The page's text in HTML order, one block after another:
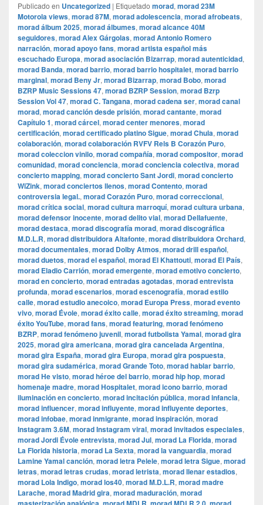
Publicado en Uncategorized | Etiquetado morad, morad 23M
Motorola views, morad 87M, morad adolescencia, morad afrobeats,
morad álbum 2025, morad álbumes, morad alcance 40M
seguidores, morad Alex Gárgolas, morad Antonio Romero
narración, morad apoyo fans, morad artista español más
escuchado Europa, morad asociación Bizarrap, morad autenticidad,
morad Banda, morad barrio, morad barrio hospitalet, morad barrio
marginal, morad Beny Jr, morad Bizarrap, morad Bobo, morad
BZRP Music Sessions 47, morad BZRP Session, morad Bzrp
Session Vol 47, morad C. Tangana, morad cadena ser, morad canal
morad, morad canción desde prisión, morad cantante, morad
Capítulo 1, morad cárcel, morad center menores, morad
certificación, morad certificado platino Sigue, morad Chula, morad
colaboración, morad colaboración RVFV Rels B Corazón Puro,
morad coleccion vinilo, morad compañía, morad compositor, morad
comunidad, morad conciencia, morad conciencia colectiva, morad
concierto mapping, morad concierto Sant Jordi, morad concierto
WiZink, morad conciertos llenos, morad Contento, morad
controversia legal., morad Corazón Puro, morad correccional,
morad crítica social, morad cultura marroquí, morad cultura urbana,
morad defensor inocente, morad delito vial, morad Dellafuente,
morad destaca, morad discografía morad, morad discográfica
M.D.L.R, morad distribuidora Altafonte, morad distribuidora Orchard,
morad documentales, morad Dolby Atmos, morad drill español,
morad duetos, morad el español, morad El Khattouti, morad El País,
morad Eladio Carrión, morad emergente, morad emotivo concierto,
morad en concierto, morad entradas agotadas, morad entrevista
profunda, morad escenarios, morad escenografía, morad estilo
calle, morad estudio anecoico, morad Europa Press, morad evento
vivo, morad Évole, morad éxito calle, morad éxito streaming, morad
éxito YouTube, morad fans, morad featuring, morad fenómeno
BZRP, morad fenómeno juvenil, morad futbolista Yamal, morad gira
2025, morad gira americana, morad gira cancelada Argentina,
morad gira España, morad gira Europa, morad gira pospuesta,
morad gira sudamérica, morad Grande Toto, morad hablar barrio,
morad He visto, morad héroe del barrio, morad hip hop, morad
homenaje madre, morad Hospitalet, morad icono barrio, morad
iluminación en concierto, morad incitación pública, morad infancia,
morad influencer, morad influyente, morad influyente deportes,
morad infobae, morad inmigrante, morad inspiración, morad
Instagram 3.6M, morad Instagram viral, morad invitados especiales,
morad Jordi Évole entrevista, morad Jul, morad La Florida, morad
La Florida historia, morad La Sexta, morad la vanguardia, morad
Lamine Yamal canción, morad letra Pelele, morad letra Sigue, morad
letras, morad letras crudas, morad letrista, morad llenar estadios,
morad Lola Indigo, morad los40, morad M.D.L.R, morad madre
Larache, morad Madrid gira, morad maduración, morad